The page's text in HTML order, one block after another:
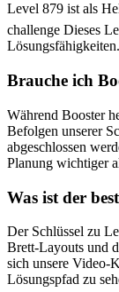
Level 879 ist als
challenge Dieses
Lösungsfähigkeiten.
Brauche ich
Während Booster
Befolgen unserer
abgeschlossen
Planung wichtiger
Was ist der
Der Schlüssel zu
Brett-Layouts und
sich unsere Video-
Lösungspfad zu